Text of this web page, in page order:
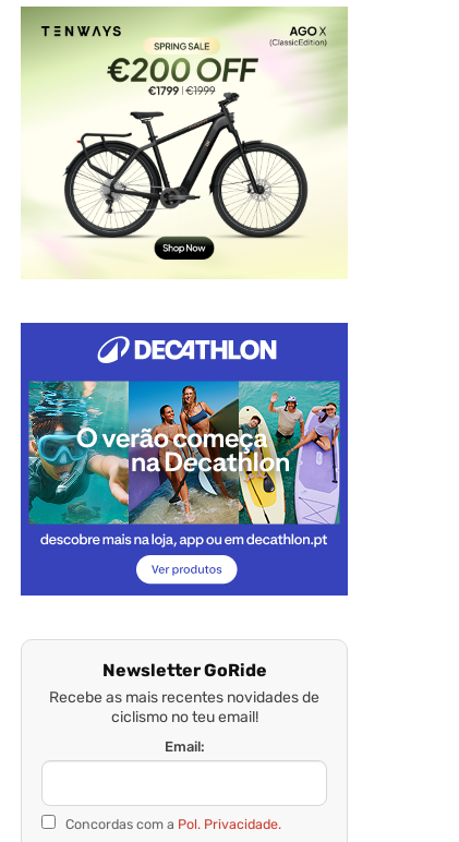
Newsletter GoRide
Recebe as mais recentes novidades de
ciclismo no teu email!
Email:
Concordas com a Pol. Privacidade.